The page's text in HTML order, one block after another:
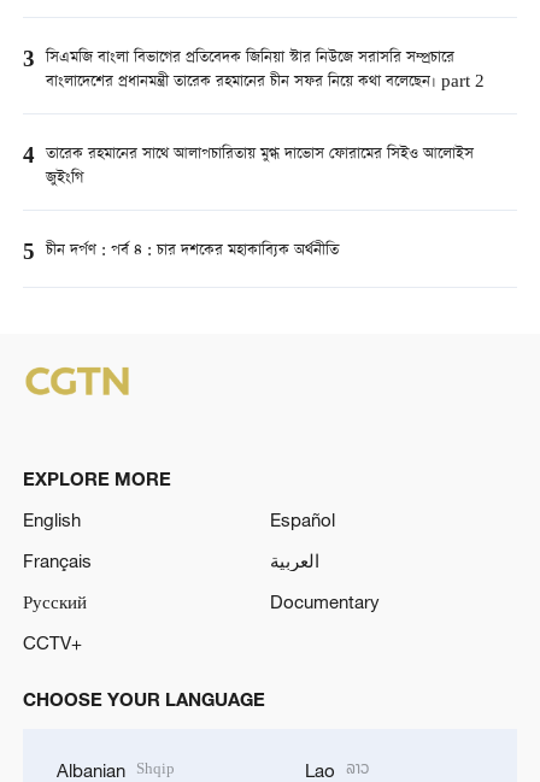
3 সিএমজি বাংলা বিভাগের প্রতিবেদক জিনিয়া স্টার নিউজে সরাসরি সম্প্রচারে
বাংলাদেশের প্রধানমন্ত্রী তারেক রহমানের চীন সফর নিয়ে কথা বলেছেন। part 2
4 তারেক রহমানের সাথে আলাপচারিতায় মুগ্ধ দাভোস ফোরামের সিইও আলোইস
জুইংগি
5 চীন দর্পণ : পর্ব ৪ : চার দশকের মহাকাব্যিক অর্থনীতি
EXPLORE MORE
English
Español
Français
العربية
Русский
Documentary
CCTV+
CHOOSE YOUR LANGUAGE
Albanian Shqip Lao ລາວ